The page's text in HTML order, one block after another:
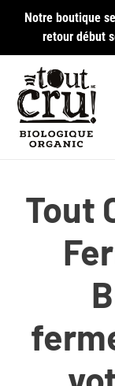
Passer
contenu
Notre boutique
retour début
Tout